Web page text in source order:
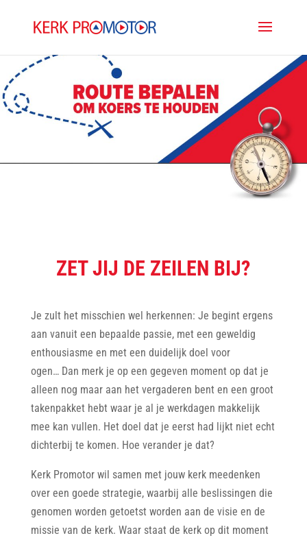
ZET JIJ DE ZEILEN BIJ?
Je zult het misschien wel herkennen: Je begint ergens
aan vanuit een bepaalde passie, met een geweldig
enthousiasme en met een duidelijk doel voor
ogen… Dan merk je op een gegeven moment op dat je
alleen nog maar aan het vergaderen bent en een groot
takenpakket hebt waar je al je werkdagen makkelijk
mee kan vullen. Het doel dat je eerst had lijkt niet echt
dichterbij te komen. Hoe verander je dat?
Kerk Promotor wil samen met jouw kerk meedenken
over een goede strategie, waarbij alle beslissingen die
genomen worden getoetst worden aan de visie en de
missie van de kerk. Waar staat de kerk op dit moment